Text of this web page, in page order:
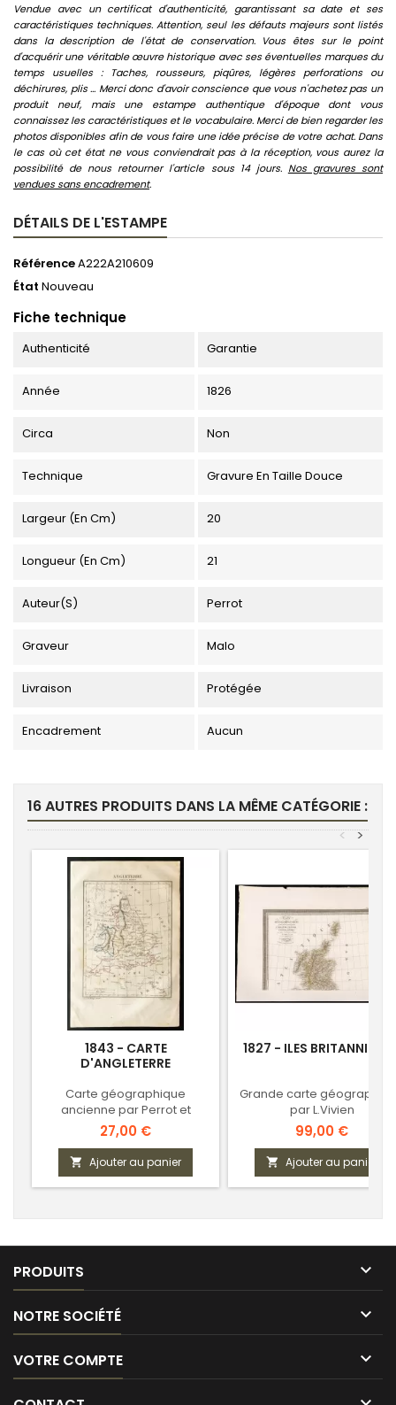
Vendue avec un certificat d'authenticité, garantissant sa date et ses
caractéristiques techniques. Attention, seul les défauts majeurs sont listés
dans la description de l'état de conservation. Vous êtes sur le point
d'acquérir une véritable œuvre historique avec ses éventuelles marques du
temps usuelles : Taches, rousseurs, piqûres, légères perforations ou
déchirures, plis ... Merci donc d'avoir conscience que vous n'achetez pas un
produit neuf, mais une estampe authentique d'époque dont vous
connaissez les caractéristiques et le vocabulaire. Merci de bien regarder les
photos disponibles afin de vous faire une idée précise de votre achat. Dans
le cas où cet état ne vous conviendrait pas à la réception, vous aurez la
possibilité de nous retourner l'article sous 14 jours. Nos gravures sont
vendues sans encadrement.
DÉTAILS DE L'ESTAMPE
RéférenceA222A210609
État Nouveau
Fiche technique
Authenticité Garantie
Année 1826
Circa Non
Technique Gravure En Taille Douce
Largeur (en Cm) 20
Longueur (en Cm) 21
Auteur(s) Perrot
Graveur Malo
Livraison Protégée
Encadrement Aucun
16 AUTRES PRODUITS DANS LA MÊME CATÉGORIE :
>
<
1843 - CARTE
D'ANGLETERRE
Carte géographique
ancienne par Perrot et
Tardieu
Prix
27,00 €
 Ajouter au panier
1827 - ILES
Grande carte
par L.Vivien
Prix
99,00 €
 Ajouter au panier
PRODUITS 
NOTRE SOCIÉTÉ 
VOTRE COMPTE 